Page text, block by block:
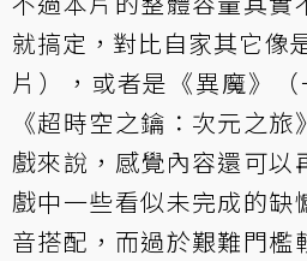
就搞定，對比自家其它像
片），或者是《異魔》
《超時空之鑰：次元之
戲來說，感覺內容還可以
戲中一些看似未完成的缺
音搭配，而過於艱難門檻